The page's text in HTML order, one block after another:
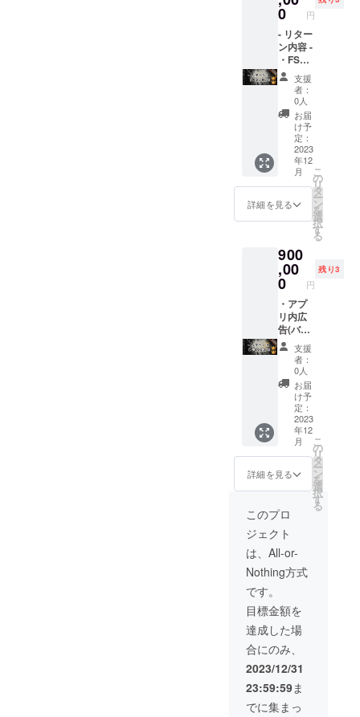
Youtub
eチャン
ネル動
画内の
最後に
貴社の
ロゴを
表示 ※
ロゴを
表示は
最大2年
間を予
定して
いま
す。 -
リリー
スパー
ティー
て 開催
予定日:
2023年
4月頃開
催予定
場所:東
京都渋
谷区付
近を予
定して
いま
す。
ページ
に貴社
のロゴ
を表示
(大サイ
ズ) ・ア
プリ内
協賛
ページ
から貴
社の
Webサ
イトへ
リンク
を掲載
(リンク
先はア
プリ更
変更可
能) ・
Youtub
eチャン
ネル動
画内の
最後に
貴社の
ロゴを
表示 ※
ロゴを
表示は
最大2年
間を予
定して
いま
す。 -
リリー
スパー
ティー
につい
て 開催
予定日:
2023年
4月頃開
催予定
谷区付
近を予
定して
いま
す。
0 円
- リター
ン内容 -
・FSC
リリー
スパー
ティー
ご招待
・アプ
リ内広
告(バト
ルの
ターン
中に表
示 全バ
トルの
15％前
プリの
スプ
ラッ
シュ画
面 (起動
画面) に
貴社の
ロゴを
表示 ・
アプリ
内協賛
ページ
から貴
社の
Webサ
イトへ
リンク
を掲載
(アプリ
更新時
にリン
ク先変
更可能)
・
Youtub
eチャン
最後に
貴社の
ロゴを
表示 ※
スプ
ラッ
シュ画
面の表
支援
者：
0人
お届
け予
定：
2023
年12
月
詳細を見る
こ
の
リ
タ
ー
ン
を
選
択
す
る
900
,00
0 円
残り3
・アプ
リ内広
告(バト
ルの
ターン
中に表
示 全バ
トルの
30％前
後) ・ア
プリの
スプ
ラッ
シュ画
面 (起動
画面) に
貴社の
ロゴを
表示(特
大) ・ア
プリ内
協賛
社の
Webサ
イトへ
リンク
を掲載
・
Youtub
eチャン
支援
者：
0人
お届
け予
定：
2023
年12
月
詳細を見る
こ
の
リ
タ
ー
ン
を
選
択
す
る
このプロ
ジェクト
は、All-or-
Nothing方式
です。
目標金額を
達成した場
合にのみ、
2023/12/31
23:59:59ま
でに集まっ